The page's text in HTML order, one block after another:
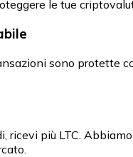
le tue
sono protette
ricevi più LTC.